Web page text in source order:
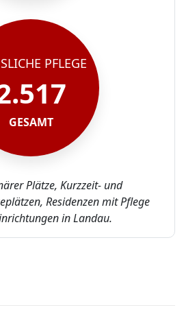
PFLEGE
GESAMT
Plätze, Kurzzeit- und
Residenzen mit Pflege
in Landau.